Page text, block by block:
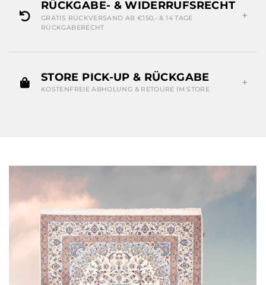
RÜCKGABE- & WIDERRUFSRECHT
GRATIS RÜCKVERSAND AB €150,- & 14 TAGE
RÜCKGABERECHT
STORE PICK-UP & RÜCKGABE
KOSTENFREIE ABHOLUNG & RETOURE IM STORE